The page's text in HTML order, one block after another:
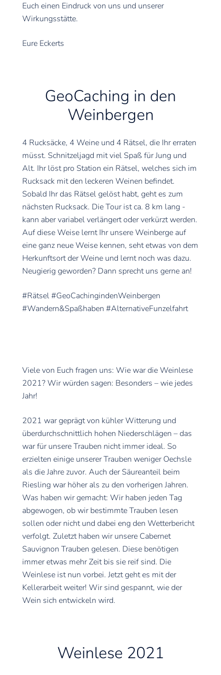
Euch einen Eindruck von uns und unserer
Wirkungsstätte.
Eure Eckerts
GeoCaching in den
Weinbergen
4 Rucksäcke, 4 Weine und 4 Rätsel, die Ihr erraten
müsst. Schnitzeljagd mit viel Spaß für Jung und
Alt. Ihr löst pro Station ein Rätsel, welches sich im
Rucksack mit den leckeren Weinen befindet.
Sobald Ihr das Rätsel gelöst habt, geht es zum
nächsten Rucksack. Die Tour ist ca. 8 km lang -
kann aber variabel verlängert oder verkürzt werden.
Auf diese Weise lernt Ihr unsere Weinberge auf
eine ganz neue Weise kennen, seht etwas von dem
Herkunftsort der Weine und lernt noch was dazu.
Neugierig geworden? Dann sprecht uns gerne an!
#Rätsel #GeoCachingindenWeinbergen
#Wandern&Spaßhaben #AlternativeFunzelfahrt
Viele von Euch fragen uns: Wie war die Weinlese
2021? Wir würden sagen: Besonders – wie jedes
Jahr!
2021 war geprägt von kühler Witterung und
überdurchschnittlich hohen Niederschlägen – das
war für unsere Trauben nicht immer ideal. So
erzielten einige unserer Trauben weniger Oechsle
als die Jahre zuvor. Auch der Säureanteil beim
Riesling war höher als zu den vorherigen Jahren.
Was haben wir gemacht: Wir haben jeden Tag
abgewogen, ob wir bestimmte Trauben lesen
sollen oder nicht und dabei eng den Wetterbericht
verfolgt. Zuletzt haben wir unsere Cabernet
Sauvignon Trauben gelesen. Diese benötigen
immer etwas mehr Zeit bis sie reif sind. Die
Weinlese ist nun vorbei. Jetzt geht es mit der
Kellerarbeit weiter! Wir sind gespannt, wie der
Wein sich entwickeln wird.
Weinlese 2021